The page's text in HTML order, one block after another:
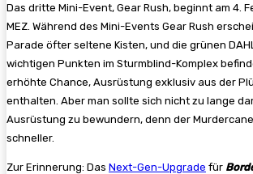
Das dritte Mini-Event, Gear Rush, beginnt am 4.
MEZ. Während des Mini-Events Gear Rush
Parade öfter seltene Kisten, und die grünen
wichtigen Punkten im Sturmblind-Komplex
erhöhte Chance, Ausrüstung exklusiv aus der
enthalten. Aber man sollte sich nicht zu lange
Ausrüstung zu bewundern, denn der
schneller.
Zur Erinnerung: Das Next-Gen-Upgrade für